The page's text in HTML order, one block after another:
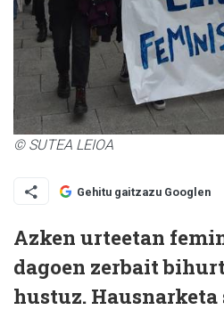
© SUTEA LEIOA
Gehitu gaitzazu Googlen
Azken urteetan
dagoen zerbait
hustuz. Hausnarketa